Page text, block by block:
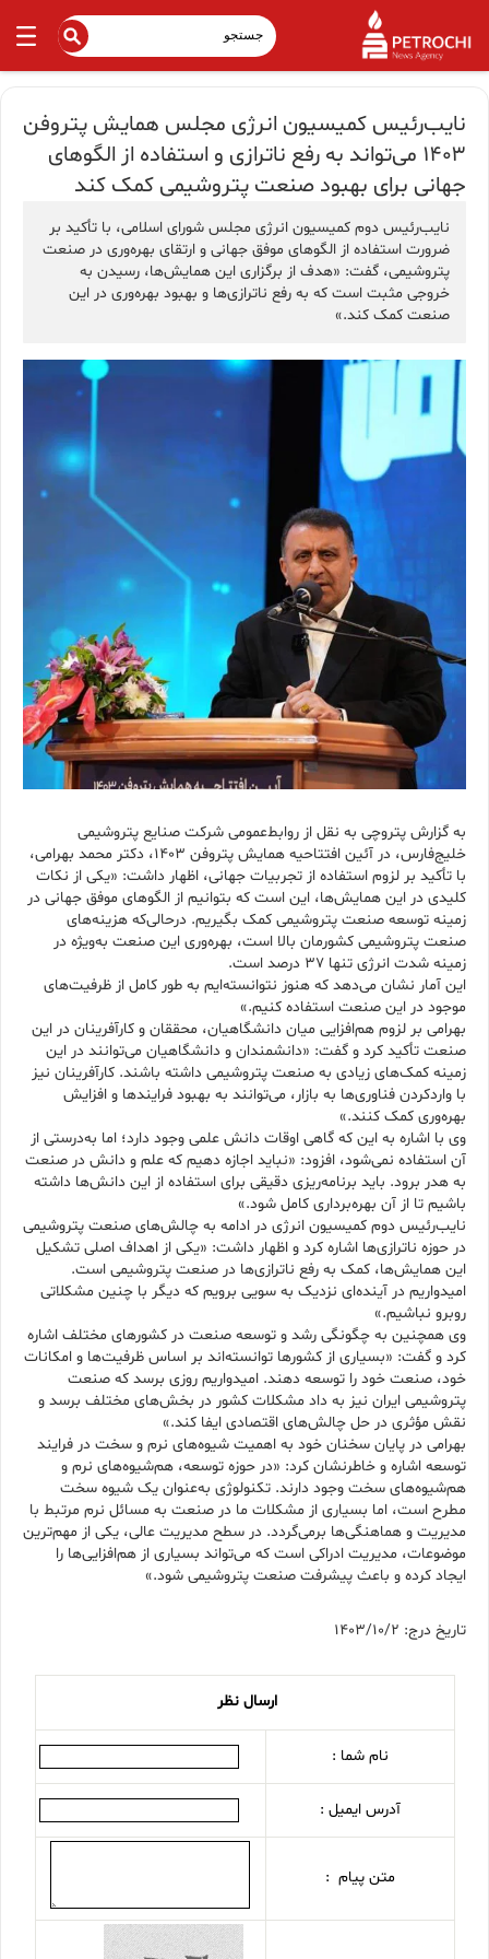
نایب‌رئیس کمیسیون انرژی مجلس همایش پتروفن
۱۴۰۳ می‌تواند به رفع ناترازی و استفاده از الگوهای
جهانی برای بهبود صنعت پتروشیمی کمک کند
نایب‌رئیس دوم کمیسیون انرژی مجلس شورای اسلامی، با تأکید بر
ضرورت استفاده از الگوهای موفق جهانی و ارتقای بهره‌وری در صنعت
پتروشیمی، گفت: «هدف از برگزاری این همایش‌ها، رسیدن به
خروجی مثبت است که به رفع ناترازی‌ها و بهبود بهره‌وری در این
صنعت کمک کند.»
به گزارش پتروچی به نقل از روابط‌عمومی شرکت صنایع پتروشیمی
خلیج‌فارس، در آئین افتتاحیه همایش پتروفن ۱۴۰۳، دکتر محمد بهرامی،
با تأکید بر لزوم استفاده از تجربیات جهانی، اظهار داشت: «یکی از نکات
کلیدی در این همایش‌ها، این است که بتوانیم از الگوهای موفق جهانی در
زمینه توسعه صنعت پتروشیمی کمک بگیریم. درحالی‌که هزینه‌های
صنعت پتروشیمی کشورمان بالا است، بهره‌وری این صنعت به‌ویژه در
زمینه شدت انرژی تنها ۳۷ درصد است.
این آمار نشان می‌دهد که هنوز نتوانسته‌ایم به طور کامل از ظرفیت‌های
موجود در این صنعت استفاده کنیم.»
بهرامی بر لزوم هم‌افزایی میان دانشگاهیان، محققان و کارآفرینان در این
صنعت تأکید کرد و گفت: «دانشمندان و دانشگاهیان می‌توانند در این
زمینه کمک‌های زیادی به صنعت پتروشیمی داشته باشند. کارآفرینان نیز
با واردکردن فناوری‌ها به بازار، می‌توانند به بهبود فرایندها و افزایش
بهره‌وری کمک کنند.»
وی با اشاره به این که گاهی اوقات دانش علمی وجود دارد؛ اما به‌درستی از
آن استفاده نمی‌شود، افزود: «نباید اجازه دهیم که علم و دانش در صنعت
به هدر برود. باید برنامه‌ریزی دقیقی برای استفاده از این دانش‌ها داشته
باشیم تا از آن بهره‌برداری کامل شود.»
نایب‌رئیس دوم کمیسیون انرژی در ادامه به چالش‌های صنعت پتروشیمی
در حوزه ناترازی‌ها اشاره کرد و اظهار داشت: «یکی از اهداف اصلی تشکیل
این همایش‌ها، کمک به رفع ناترازی‌ها در صنعت پتروشیمی است.
امیدواریم در آینده‌ای نزدیک به سویی برویم که دیگر با چنین مشکلاتی
روبرو نباشیم.»
وی همچنین به چگونگی رشد و توسعه صنعت در کشورهای مختلف اشاره
کرد و گفت: «بسیاری از کشورها توانسته‌اند بر اساس ظرفیت‌ها و امکانات
خود، صنعت خود را توسعه دهند. امیدواریم روزی برسد که صنعت
پتروشیمی ایران نیز به داد مشکلات کشور در بخش‌های مختلف برسد و
نقش مؤثری در حل چالش‌های اقتصادی ایفا کند.»
بهرامی در پایان سخنان خود به اهمیت شیوه‌های نرم و سخت در فرایند
توسعه اشاره و خاطرنشان کرد: «در حوزه توسعه، هم‌شیوه‌های نرم و
هم‌شیوه‌های سخت وجود دارند. تکنولوژی به‌عنوان یک شیوه سخت
مطرح است، اما بسیاری از مشکلات ما در صنعت به مسائل نرم مرتبط با
مدیریت و هماهنگی‌ها برمی‌گردد. در سطح مدیریت عالی، یکی از مهم‌ترین
موضوعات، مدیریت ادراکی است که می‌تواند بسیاری از هم‌افزایی‌ها را
ایجاد کرده و باعث پیشرفت صنعت پتروشیمی شود.»
تاریخ درج: 1403/10/2
ارسال نظر
نام شما :
آدرس ایمیل :
متن پیام :